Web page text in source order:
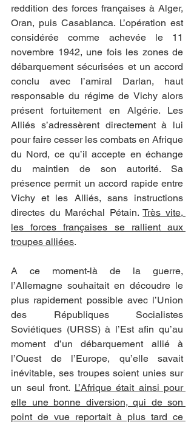
reddition des forces françaises à Alger,
Oran, puis Casablanca. L’opération est
considérée comme achevée le 11
novembre 1942, une fois les zones de
débarquement sécurisées et un accord
conclu avec l’amiral Darlan, haut
responsable du régime de Vichy alors
présent fortuitement en Algérie. Les
Alliés s’adressèrent directement à lui
pour faire cesser les combats en Afrique
du Nord, ce qu’il accepte en échange
du maintien de son autorité. Sa
présence permit un accord rapide entre
Vichy et les Alliés, sans instructions
directes du Maréchal Pétain. Très vite,
les forces françaises se rallient aux
troupes alliées.
A ce moment-là de la guerre,
l’Allemagne souhaitait en découdre le
plus rapidement possible avec l’Union
des Républiques Socialistes
Soviétiques (URSS) à l’Est afin qu’au
moment d’un débarquement allié à
l’Ouest de l’Europe, qu’elle savait
inévitable, ses troupes soient unies sur
un seul front. L’Afrique était ainsi pour
elle une bonne diversion, qui de son
point de vue reportait à plus tard ce